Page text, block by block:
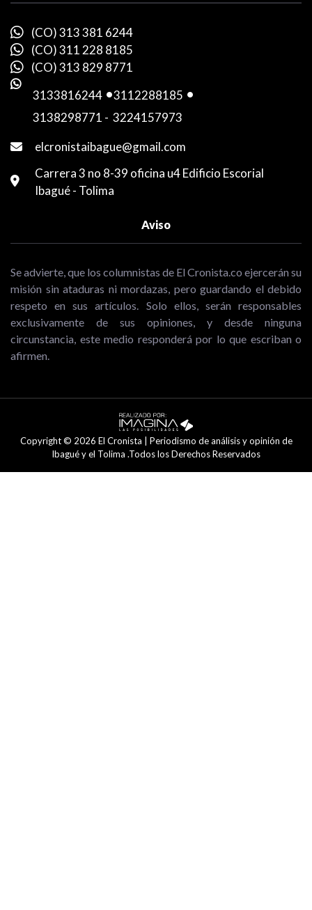
(CO) 313 381 6244
(CO) 311 228 8185
(CO) 313 829 8771
3133816244 -3112288185 -
3138298771 - 3224157973
elcronistaibague@gmail.com
Carrera 3 no 8-39 oficina u4 Edificio Escorial
Ibagué - Tolima
Aviso
Se advierte, que los columnistas de El Cronista.co ejercerán su
misión sin ataduras ni mordazas, pero guardando el debido
respeto en sus artículos. Solo ellos, serán responsables
exclusivamente de sus opiniones, y desde ninguna
circunstancia, este medio responderá por lo que escriban o
afirmen.
Copyright © 2026 El Cronista | Periodismo de análisis y opinión de
Ibagué y el Tolima .Todos los Derechos Reservados